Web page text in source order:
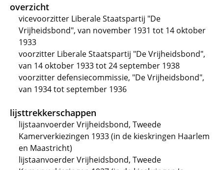
overzicht
vicevoorzitter Liberale Staatspartij "De
Vrijheidsbond", van november 1931 tot 14 oktober
1933
voorzitter Liberale Staatspartij "De Vrijheidsbond",
van 14 oktober 1933 tot 24 september 1938
voorzitter defensiecommissie, "De Vrijheidsbond",
van 1934 tot september 1936
lijsttrekkerschappen
lijstaanvoerder Vrijheidsbond, Tweede
Kamerverkiezingen 1933 (in de kieskringen Haarlem
en Maastricht)
lijstaanvoerder Vrijheidsbond, Tweede